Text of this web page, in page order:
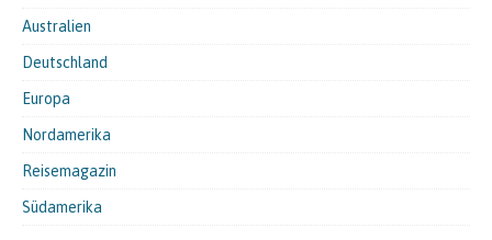
Australien
Deutschland
Europa
Nordamerika
Reisemagazin
Südamerika